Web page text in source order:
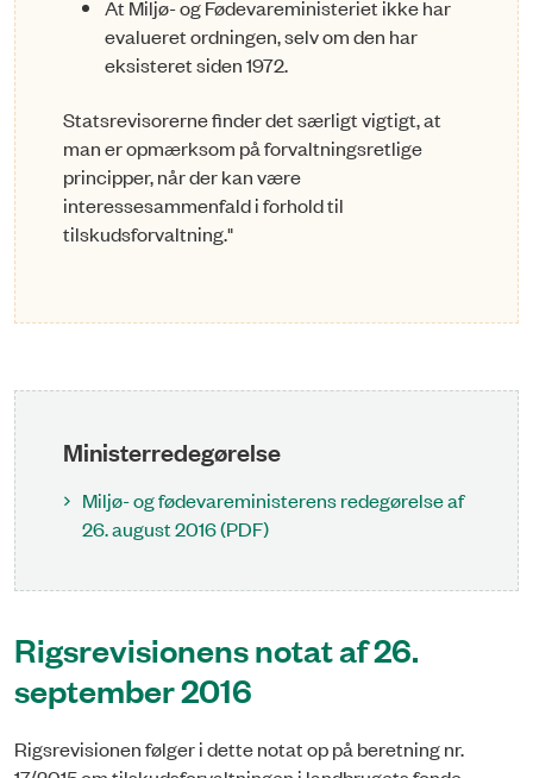
At Miljø- og Fødevareministeriet ikke har
evalueret ordningen, selv om den har
eksisteret siden 1972.
Statsrevisorerne finder det særligt vigtigt, at
man er opmærksom på forvaltningsretlige
principper, når der kan være
interessesammenfald i forhold til
tilskudsforvaltning."
Ministerredegørelse
Miljø- og fødevareministerens redegørelse af
26. august 2016 (PDF)
Rigsrevisionens notat af 26.
september 2016
Rigsrevisionen følger i dette notat op på beretning nr.